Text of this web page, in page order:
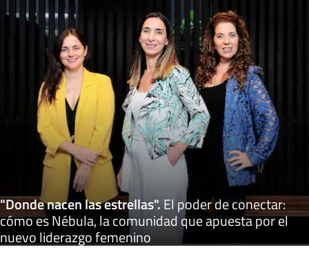
"Donde nacen las estrellas".El poder de conectar:
cómo es Nébula, la comunidad que apuesta por el
nuevo liderazgo femenino